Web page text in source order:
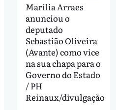
Marília Arraes
anunciou o
deputado
Sebastião Oliveira
(Avante) como vice
na sua chapa para o
Governo do Estado
/ PH
Reinaux/divulgação